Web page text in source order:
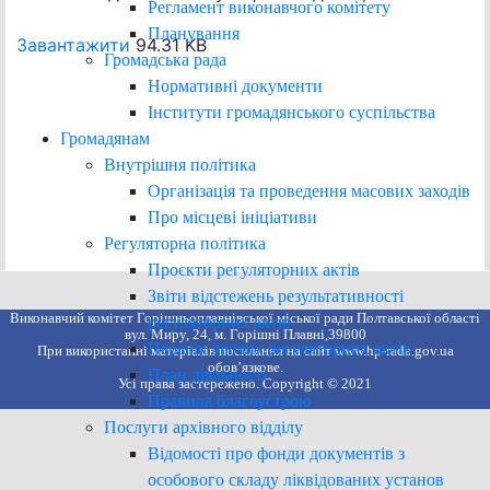
Регламент виконавчого комітету
Планування
Громадська рада
Нормативні документи
Інститути громадянського суспільства
Громадянам
Внутрішня політика
Організація та проведення масових заходів
Про місцеві ініціативи
Регуляторна політика
Проєкти регуляторних актів
Звіти відстежень результативності
регуляторних актів
Перелік діючих регуляторних актів
План діяльності
Правила благоустрою
Послуги архівного відділу
Відомості про фонди документів з
особового складу ліквідованих установ
Завантажити 94.31 KB
Виконавчий комітет Горішньоплавнівської міської ради Полтавської області
вул. Миру, 24, м. Горішні Плавні,39800
При використанні матеріалів посилання на сайт www.hp-rada.gov.ua
обов’язкове.
Усі права застережено. Copyright © 2021